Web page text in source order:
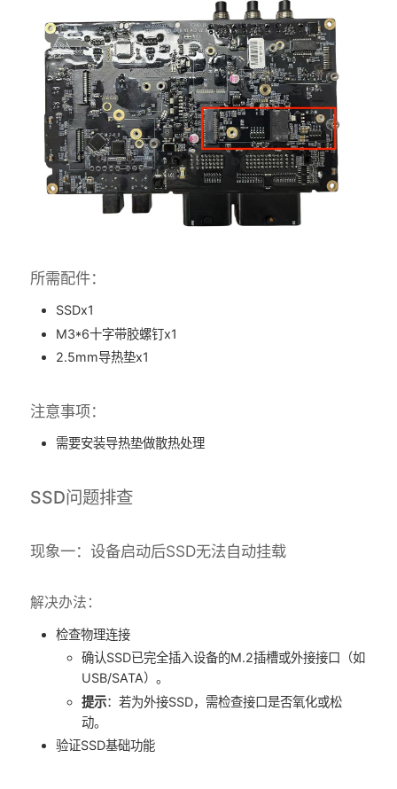
所需配件：
SSDx1
M3*6十字带胶螺钉x1
2.5mm导热垫x1
注意事项：
需要安装导热垫做散热处理
SSD问题排查
​现象一：设备启动后SSD无法自动挂载
解决办法：
检查物理连接
确认SSD已完全插入设备的M.2插槽或外接接口（如
USB/SATA）。
提示：若为外接SSD，需检查接口是否氧化或松
动。
验证SSD基础功能